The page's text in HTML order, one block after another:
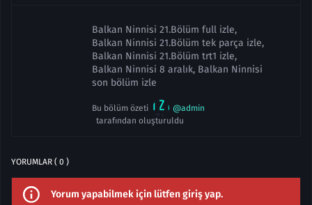
Balkan Ninnisi 21.Bölüm full izle,
Balkan Ninnisi 21.Bölüm tek parça izle,
Balkan Ninnisi 21.Bölüm trt1 izle,
Balkan Ninnisi 8 aralık, Balkan Ninnisi
son bölüm izle
Bu bölüm özeti
@admin
tarafından oluşturuldu
YORUMLAR ( 0 )
Yorum yapabilmek için lütfen giriş yap.